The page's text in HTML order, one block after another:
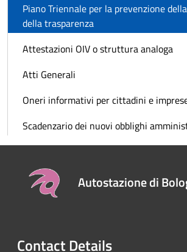
Piano Triennale per la prevenzione
della trasparenza
Attestazioni OIV o struttura analoga
Atti Generali
Oneri informativi per cittadini e
Scadenzario dei nuovi obblighi
Autostazione di
Contact Details